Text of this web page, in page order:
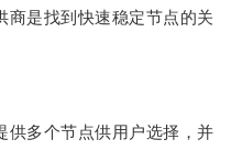
是找到快速稳定节点的关
多个节点供用户选择，并